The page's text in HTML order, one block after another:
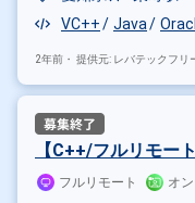
VC++
Java
2年前・ 提供元: レバテックフリ
【C++/フルリモー
フルリモート オ